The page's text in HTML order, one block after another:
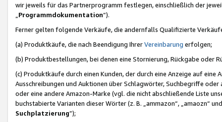
wir jeweils für das Partnerprogramm festlegen, einschließlich der
Programmdokumentation“).
Ferner gelten folgende Verkäufe, die andernfalls Qualifizierte
(a) Produktkäufe, die nach Beendigung IhrerVereinbarung erfolgen;
(b) Produktbestellungen, bei denen eine Stornierung, Rückgabe oder
(c) Produktkäufe durch einen Kunden, der durch eine Anzeige auf
Ausschreibungen und Auktionen über Schlagwörter, Suchbegriffe
oder eine andere Amazon-Marke (vgl. die nicht abschließende Liste
buchstabierte Varianten dieser Wörter (z. B. „ammazon“, „amaozn“
Suchplatzierung”);